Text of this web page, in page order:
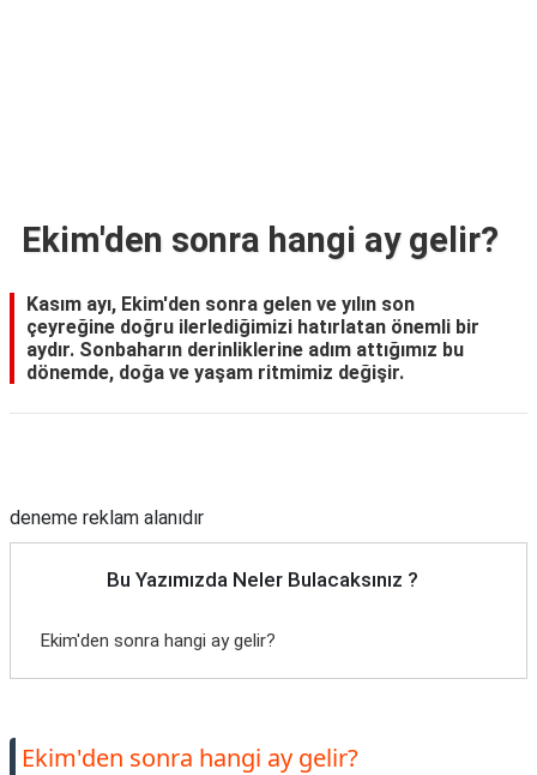
Ekim'den sonra hangi ay gelir?
Kasım ayı, Ekim'den sonra gelen ve yılın son
çeyreğine doğru ilerlediğimizi hatırlatan önemli bir
aydır. Sonbaharın derinliklerine adım attığımız bu
dönemde, doğa ve yaşam ritmimiz değişir.
deneme reklam alanıdır
Bu Yazımızda Neler Bulacaksınız ?
Ekim'den sonra hangi ay gelir?
Ekim'den sonra hangi ay gelir?